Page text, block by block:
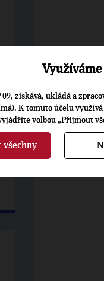
získává, ukládá a
K tomuto účelu
volbou „Přijmout
všechny